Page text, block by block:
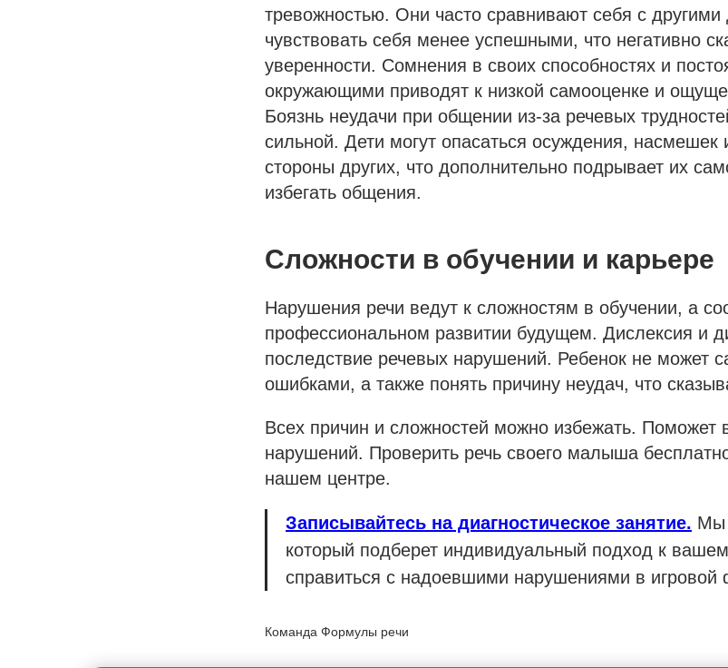
тревожностью. Они часто сравнивают себя с другими
чувствовать себя менее успешными, что негативно
уверенности. Сомнения в своих способностях и
окружающими приводят к низкой самооценке и
Боязнь неудачи при общении из-за речевых
сильной. Дети могут опасаться осуждения, насмешек
стороны других, что дополнительно подрывает их
избегать общения.
Сложности в обучении и карьере
Нарушения речи ведут к сложностям в обучении, а
профессиональном развитии будущем. Дислексия и
последствие речевых нарушений. Ребенок не может
ошибками, а также понять причину неудач, что
Всех причин и сложностей можно избежать. Поможет
нарушений. Проверить речь своего малыша
нашем центре.
Записывайтесь на диагностическое занятие. Мы
который подберет индивидуальный подход к
справиться с надоевшими нарушениями в игровой
Команда Формулы речи